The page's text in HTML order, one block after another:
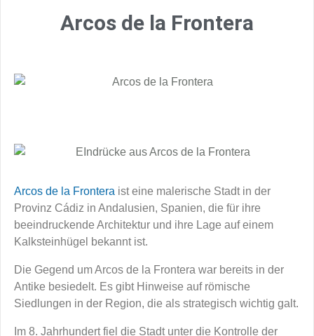
Arcos de la Frontera
Arcos de la Frontera ist eine malerische Stadt in der
Provinz Cádiz in Andalusien, Spanien, die für ihre
beeindruckende Architektur und ihre Lage auf einem
Kalksteinhügel bekannt ist.
Die Gegend um Arcos de la Frontera war bereits in der
Antike besiedelt. Es gibt Hinweise auf römische
Siedlungen in der Region, die als strategisch wichtig galt.
Im 8. Jahrhundert fiel die Stadt unter die Kontrolle der